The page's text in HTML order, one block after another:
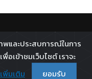
Thai Television
พและประสบการณ์ในการ
อเข้าชมเว็บไซต์ เราจะ
พิ่มเติม ยอมรับ